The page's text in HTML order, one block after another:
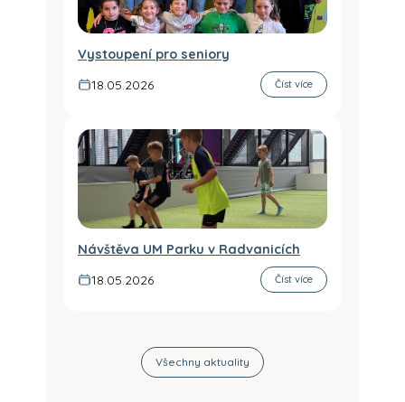
Vystoupení pro seniory
18.05.2026
Číst více
Návštěva UM Parku v Radvanicích
18.05.2026
Číst více
Všechny aktuality